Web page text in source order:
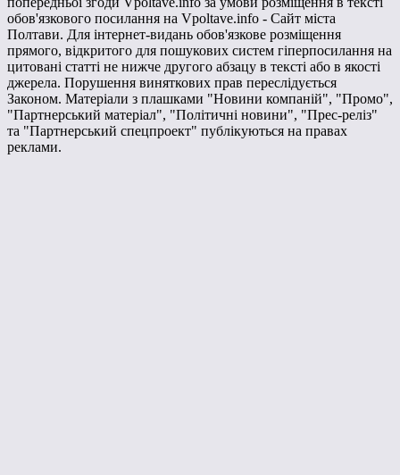
обов'язкового посилання на Vpoltave.info - Сайт міста
Полтави. Для інтернет-видань обов'язкове розміщення
прямого, відкритого для пошукових систем гіперпосилання на
цитовані статті не нижче другого абзацу в тексті або в якості
джерела. Порушення виняткових прав переслідується
Законом. Матеріали з плашками "Новини компаній", "Промо",
"Партнерський матеріал", "Політичні новини", "Прес-реліз"
та "Партнерський спецпроект" публікуються на правах
реклами.